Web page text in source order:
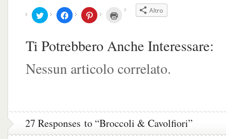
Fai
clic
su
Twitter
in
una
Fai
clic
Facebook
(Si
una
nuova
Fai
clic
su
Pinterest
in
una
Fai
(Si
apre
nuova
finestra)
Altro
Ti Potrebbero Anche Interessare:
Nessun articolo correlato.
27 Responses to “Broccoli & Cavolfiori”